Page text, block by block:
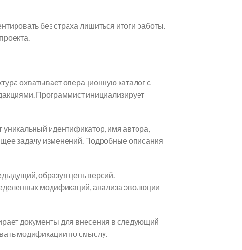
без страха лишиться итоги работы.
охватывает операционную каталог с
Программист инициализирует
идентификатор, имя автора,
задачу изменений. Подробные описания
образуя цепь версий.
модификаций, анализа эволюции
документы для внесения в следующий
модификации по смыслу.